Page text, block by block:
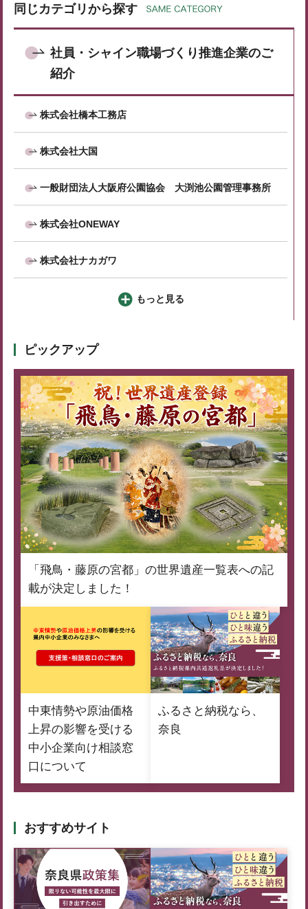
同じカテゴリから探す
社員・シャイン職場づくり推進企業のご
紹介
株式会社橋本工務店
株式会社大国
一般財団法人大阪府公園協会 大渕池公園管理事務所
株式会社ONEWAY
株式会社ナカガワ
もっと見る
ピックアップ
「飛鳥・藤原の宮都」の世界遺産一覧表への記
載が決定しました！
中東情勢や原油価格
上昇の影響を受ける
中小企業向け相談窓
口について
ふるさと納税なら、
奈良
おすすめサイト